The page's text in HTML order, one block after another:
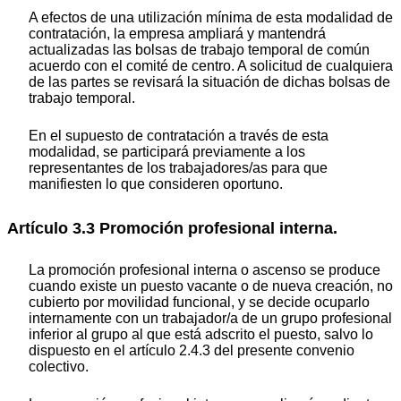
A efectos de una utilización mínima de esta modalidad de
contratación, la empresa ampliará y mantendrá
actualizadas las bolsas de trabajo temporal de común
acuerdo con el comité de centro. A solicitud de cualquiera
de las partes se revisará la situación de dichas bolsas de
trabajo temporal.
En el supuesto de contratación a través de esta
modalidad, se participará previamente a los
representantes de los trabajadores/as para que
manifiesten lo que consideren oportuno.
Artículo 3.3 Promoción profesional interna.
La promoción profesional interna o ascenso se produce
cuando existe un puesto vacante o de nueva creación, no
cubierto por movilidad funcional, y se decide ocuparlo
internamente con un trabajador/a de un grupo profesional
inferior al grupo al que está adscrito el puesto, salvo lo
dispuesto en el artículo 2.4.3 del presente convenio
colectivo.